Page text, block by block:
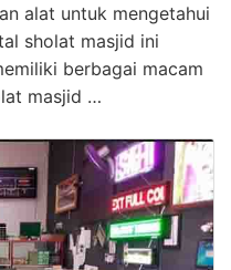
alat untuk mengetahui
sholat masjid ini
berbagai macam
masjid …